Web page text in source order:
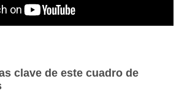
clave de este cuadro de